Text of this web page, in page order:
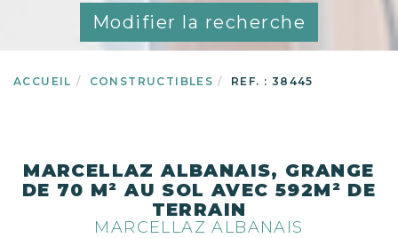
Modifier la recherche
ACCUEIL CONSTRUCTIBLES REF. : 38445
MARCELLAZ ALBANAIS, GRANGE
DE 70 M² AU SOL AVEC 592M² DE
TERRAIN
MARCELLAZ ALBANAIS